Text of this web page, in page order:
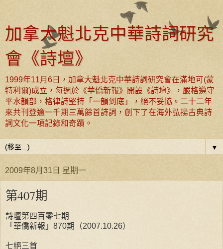
加拿大魁北克中華詩詞研究
會《詩壇》
1999年11月6日，加拿大魁北克中華詩詞研究會在滿地可(蒙
特利爾)成立，每週於《華僑新報》開設《詩壇》，嚴格遵守
平水韻部，格律詩堅持「一韻到底」，絕不妥協。二十二年
來共刊登逾一千期三萬餘首詩詞，創下了在海外弘揚古典詩
詞文化一項記錄和奇蹟。
▼
2009年8月31日 星期一
第407期
詩壇第四百零七期
「華僑新報」870期（2007.10.26）
七絕三首